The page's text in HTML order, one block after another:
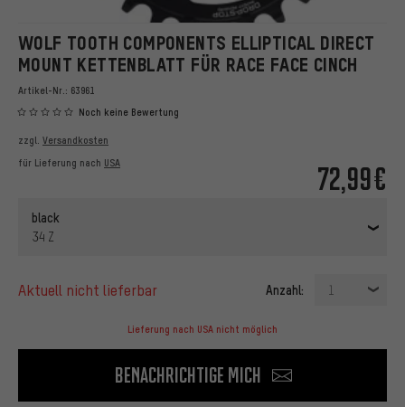
WOLF TOOTH COMPONENTS ELLIPTICAL DIRECT
MOUNT KETTENBLATT FÜR RACE FACE CINCH
Artikel-Nr.: 63961
Noch keine Bewertung
72,99€
zzgl. Versandkosten
für Lieferung nach USA
black
34 Z
aktuell nicht lieferbar Anzahl: 1
Lieferung nach USA nicht möglich
Benachrichtige mich